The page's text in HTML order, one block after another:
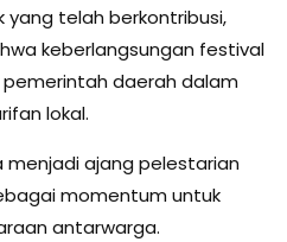
yang telah berkontribusi,
keberlangsungan festival
pemerintah daerah dalam
lokal.
menjadi ajang pelestarian
momentum untuk
antarwarga.